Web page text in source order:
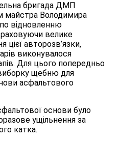
бригада ДМП
майстра Володимира
відновленню
велике
цієї авторозв’язки,
виконувалося
Для цього попередньо
щебню для
асфальтового
основи було
ущільнення за
катка.